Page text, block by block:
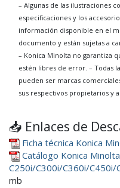
– Algunas de las ilustraciones
especificaciones y los
información disponible en el
documento y están sujetas a
– Konica Minolta no garantiza
estén libres de error. – Todas
pueden ser marcas
sus respectivos propietarios y
📥 Enlaces de
Ficha técnica Konica
Catálogo Konica
C250i/C300i/C360i/
mb